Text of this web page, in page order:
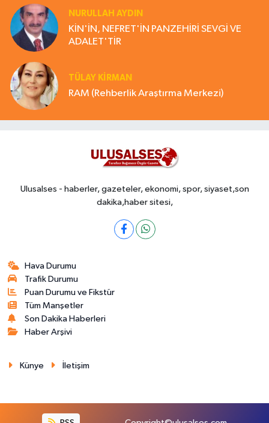
NURULLAH AYDIN
KİN'İN, NEFRET'İN PANZEHİRİ SEVGİ VE
ADALET'TİR
TÜLAY KİRMAN
RAM (Rehberlik Araştırma Merkezi)
Ulusalses - haberler, gazeteler, ekonomi, spor, siyaset,son
dakika,haber sitesi,
Hava Durumu
Trafik Durumu
Puan Durumu ve Fikstür
Tüm Manşetler
Son Dakika Haberleri
Haber Arşivi
Künye İletişim